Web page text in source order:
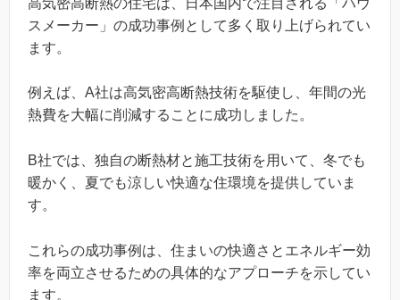
スメーカー」の成功事例として多く取り上げられてい
ます。
例えば、A社は高気密高断熱技術を駆使し、年間の光
熱費を大幅に削減することに成功しました。
B社では、独自の断熱材と施工技術を用いて、冬でも
暖かく、夏でも涼しい快適な住環境を提供していま
す。
これらの成功事例は、住まいの快適さとエネルギー効
率を両立させるための具体的なアプローチを示してい
ます。